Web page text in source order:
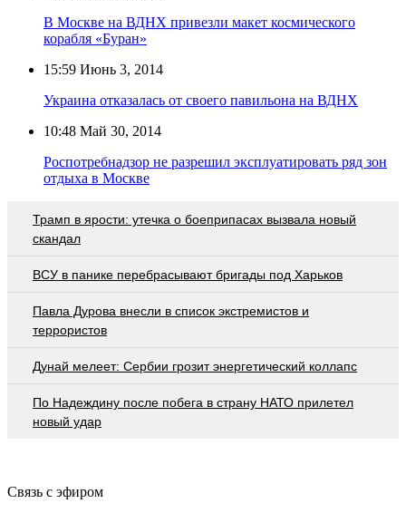
В Москве на ВДНХ привезли макет космического
корабля «Буран»
15:59 Июнь 3, 2014
Украина отказалась от своего павильона на ВДНХ
10:48 Май 30, 2014
Роспотребнадзор не разрешил эксплуатировать ряд зон
отдыха в Москве
Трамп в ярости: утечка о боеприпасах вызвала новый
скандал
ВСУ в панике перебрасывают бригады под Харьков
Павла Дурова внесли в список экстремистов и
террористов
Дунай мелеет: Сербии грозит энергетический коллапс
По Надеждину после побега в страну НАТО прилетел
новый удар
Связь с эфиром